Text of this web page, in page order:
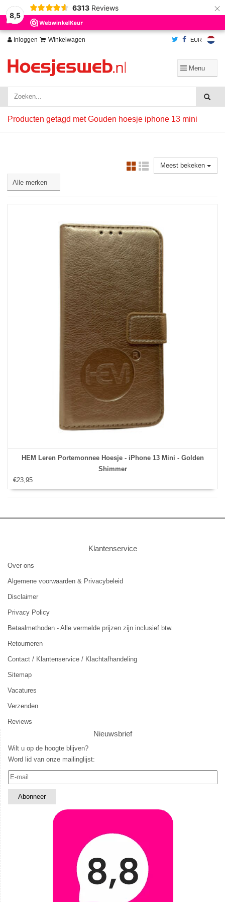
8,5
6313 Reviews ×
Inloggen Winkelwagen EUR
Producten getagd met Gouden hoesje iphone 13 mini
Meest bekeken
HEM Leren Portemonnee Hoesje - iPhone 13 Mini - Golden
Shimmer
€23,95
Klantenservice
Over ons
Algemene voorwaarden & Privacybeleid
Disclaimer
Privacy Policy
Betaalmethoden - Alle vermelde prijzen zijn inclusief btw.
Retourneren
Contact / Klantenservice / Klachtafhandeling
Sitemap
Vacatures
Verzenden
Reviews
Nieuwsbrief
Wilt u op de hoogte blijven?
Word lid van onze mailinglijst:
Wij slaan cookies op om onze website te verbeteren. Is dat akkoord?
Ja
Nee